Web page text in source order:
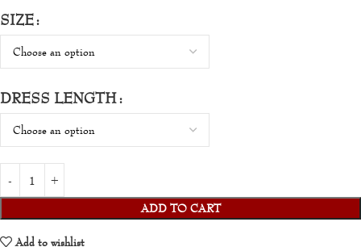
SIZE
DRESS LENGTH
ADD TO CART
Add to wishlist